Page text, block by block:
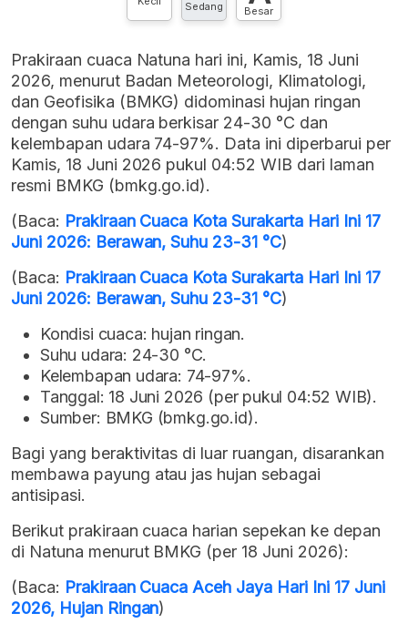
Sedang Besar
Prakiraan cuaca Natuna hari ini, Kamis, 18 Juni
2026, menurut Badan Meteorologi, Klimatologi,
dan Geofisika (BMKG) didominasi hujan ringan
dengan suhu udara berkisar 24-30 °C dan
kelembapan udara 74-97%. Data ini diperbarui per
Kamis, 18 Juni 2026 pukul 04:52 WIB dari laman
resmi BMKG (bmkg.go.id).
(Baca: Prakiraan Cuaca Kota Surakarta Hari Ini 17
Juni 2026: Berawan, Suhu 23-31 °C)
(Baca: Prakiraan Cuaca Kota Surakarta Hari Ini 17
Juni 2026: Berawan, Suhu 23-31 °C)
Kondisi cuaca: hujan ringan.
Suhu udara: 24-30 °C.
Kelembapan udara: 74-97%.
Tanggal: 18 Juni 2026 (per pukul 04:52 WIB).
Sumber: BMKG (bmkg.go.id).
Bagi yang beraktivitas di luar ruangan, disarankan
membawa payung atau jas hujan sebagai
antisipasi.
Berikut prakiraan cuaca harian sepekan ke depan
di Natuna menurut BMKG (per 18 Juni 2026):
(Baca: Prakiraan Cuaca Aceh Jaya Hari Ini 17 Juni
2026, Hujan Ringan)